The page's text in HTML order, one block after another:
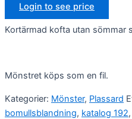
Login to see price
Kortärmad kofta utan sömmar
Mönstret köps som en fil.
Kategorier: Mönster, Plassard
bomullsblandning, katalog 192,